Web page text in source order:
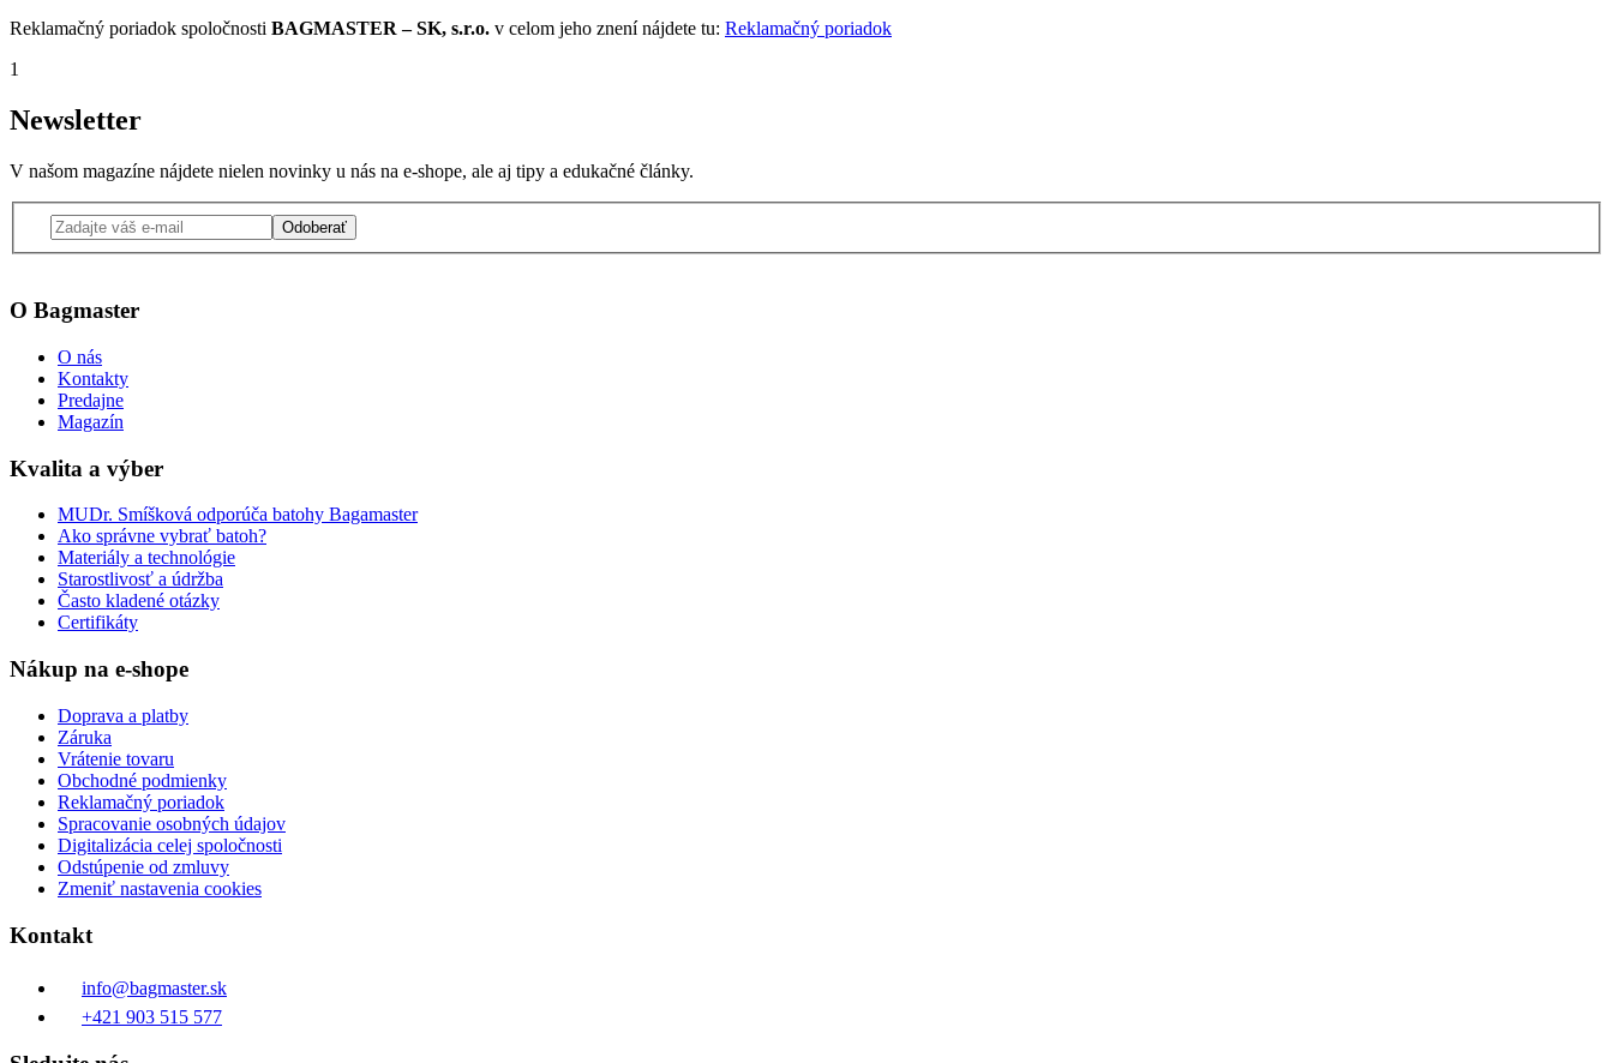
Reklamačný poriadok spoločnosti BAGMASTER – SK, s.r.o. v celom jeho znení nájdete tu: Reklamačný poriadok
1
Newsletter
V našom magazíne nájdete nielen novinky u nás na e-shope, ale aj tipy a edukačné články.
Odoberať
O Bagmaster
O nás
Kontakty
Predajne
Magazín
Kvalita a výber
MUDr. Smíšková odporúča batohy Bagamaster
Ako správne vybrať batoh?
Materiály a technológie
Starostlivosť a údržba
Často kladené otázky
Certifikáty
Nákup na e-shope
Doprava a platby
Záruka
Vrátenie tovaru
Obchodné podmienky
Reklamačný poriadok
Spracovanie osobných údajov
Digitalizácia celej spoločnosti
Odstúpenie od zmluvy
Zmeniť nastavenia cookies
Kontakt
info@bagmaster.sk
+421 903 515 577